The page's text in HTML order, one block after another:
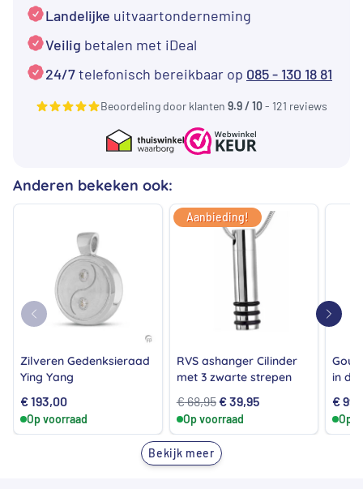
aantalLandelijke uitvaartonderneming
Veilig betalen met iDeal
24/7telefonisch bereikbaar op 085 - 130 18 81
Beoordeling door klanten 9.9 / 10- 121 reviews
Anderen bekeken ook:
Zilveren Gedenksieraad
Ying Yang
€193,00
Op voorraad
Aanbieding!
RVS ashanger Cilinder
met 3 zwarte strepen
€68,95 Oorspronkelijke
prijs
was:
€ 68,95.
€39,95Huidige
is:
Op voorraad
in de
€
Op
Bekijk meer